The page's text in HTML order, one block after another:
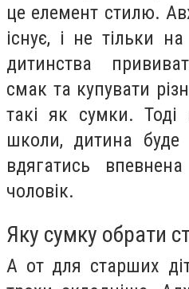
це елемент стилю.
існує, і не тільки
дитинства
смак та купувати
такі як сумки. Тоді
школи, дитина
вдягатись
чоловік.
Яку сумку обрати
А от для старших